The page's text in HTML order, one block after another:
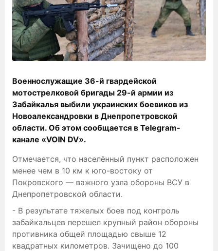
Военнослужащие 36-й гвардейской
мотострелковой бригады 29-й армии из
Забайкалья выбили украинских боевиков из
Новоалександровки в Днепропетровской
области. Об этом сообщается в Telegram-
канале «VOIN DV».
Отмечается, что населённый пункт расположен
менее чем в 10 км к юго-востоку от
Покровского — важного узла обороны ВСУ в
Днепропетровской области.
- В результате тяжелых боев под контроль
забайкальцев перешел крупный район обороны
противника общей площадью свыше 12
квадратных километров. Зачищено до 100